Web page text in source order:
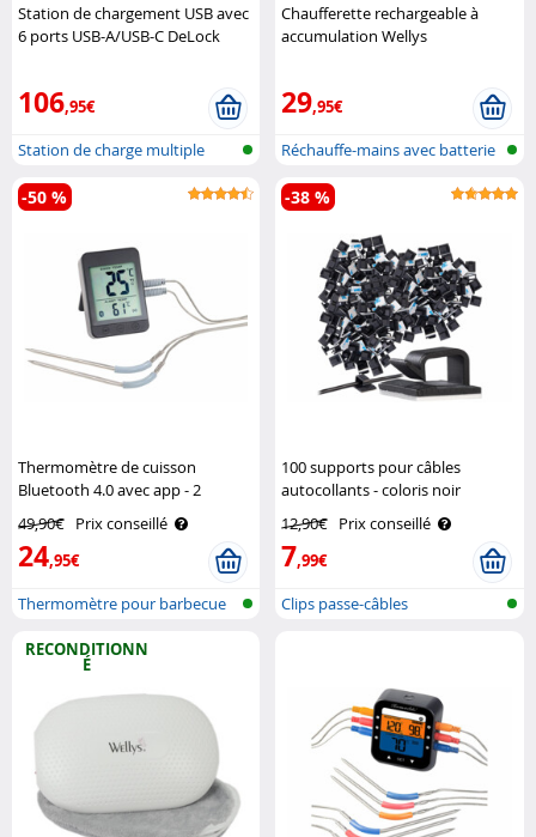
Station de chargement USB avec
6 ports USB-A/USB-C DeLock
106,95€
Station de charge multiple
Chaufferette rechargeable à
accumulation Wellys
29,95€
Réchauffe-mains avec batterie
Thermomètre de cuisson
Bluetooth 4.0 avec app - 2
49,90€ Prix conseillé
24,95€
-50 %
Thermomètre pour barbecue
100 supports pour câbles
autocollants - coloris noir
12,90€ Prix conseillé
7,99€
-38 %
Clips passe-câbles
RECONDITIONN
É